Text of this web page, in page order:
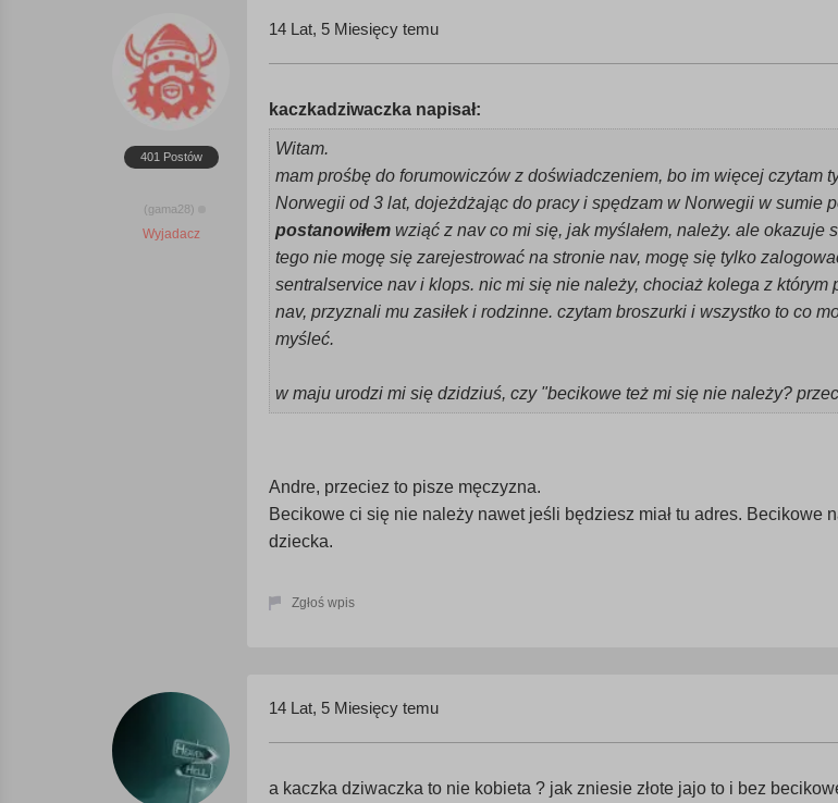
401 Postów
(gama28)
Wyjadacz
14 Lat, 5 Miesięcy temu
kaczkadziwaczka napisał:
Witam.
mam prośbę do forumowiczów z doświadczeniem, bo im więcej czytam
Norwegii od 3 lat, dojeżdżając do pracy i spędzam w Norwegii w sumie
postanowiłem wziąć z nav co mi się, jak myślałem, należy. ale
tego nie mogę się zarejestrować na stronie nav, mogę się tylko
sentralservice nav i klops. nic mi się nie należy, chociaż kolega z
nav, przyznali mu zasiłek i rodzinne. czytam broszurki i wszystko to co
myśleć.
w maju urodzi mi się dzidziuś, czy "becikowe też mi się nie należy?
Andre, przeciez to pisze męczyzna.
Becikowe ci się nie należy nawet jeśli będziesz miał tu adres. Becikowe
dziecka.
Zgłoś wpis
14 Lat, 5 Miesięcy temu
a kaczka dziwaczka to nie kobieta ? jak zniesie złote jajo to i bez